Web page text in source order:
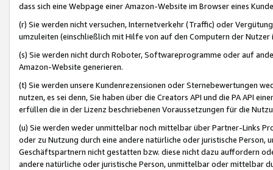
dass sich eine Webpage einer Amazon-Website im Browser eines
(r) Sie werden nicht versuchen, Internetverkehr (Traffic) oder
umzuleiten (einschließlich mit Hilfe von auf den Computern der
(s) Sie werden nicht durch Roboter, Softwareprogramme oder auf
Amazon-Website generieren.
(t) Sie werden unsere Kundenrezensionen oder Sternebewertungen
nutzen, es sei denn, Sie haben über die Creators API und die PA API
erfüllen die in der Lizenz beschriebenen Voraussetzungen für die
(u) Sie werden weder unmittelbar noch mittelbar über Partner-Links
oder zu Nutzung durch eine andere natürliche oder juristische
Geschäftspartnern nicht gestatten bzw. diese nicht dazu auffordern
andere natürliche oder juristische Person, unmittelbar oder mittelbar